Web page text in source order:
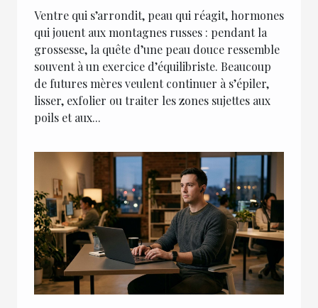
Ventre qui s’arrondit, peau qui réagit, hormones
qui jouent aux montagnes russes : pendant la
grossesse, la quête d’une peau douce ressemble
souvent à un exercice d’équilibriste. Beaucoup
de futures mères veulent continuer à s’épiler,
lisser, exfolier ou traiter les zones sujettes aux
poils et aux...